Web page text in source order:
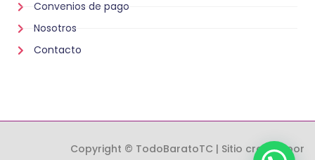
Convenios de pago
Nosotros
Contacto
Copyright © TodoBaratoTC | Sitio creado por